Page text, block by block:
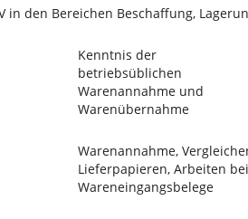
in den Bereichen Beschaffung,
Kenntnis der
betriebsüblichen
Warenannahme und
Warenübernahme
Warenannahme,
Lieferpapieren, Arbeiten
Wareneingangsbelege